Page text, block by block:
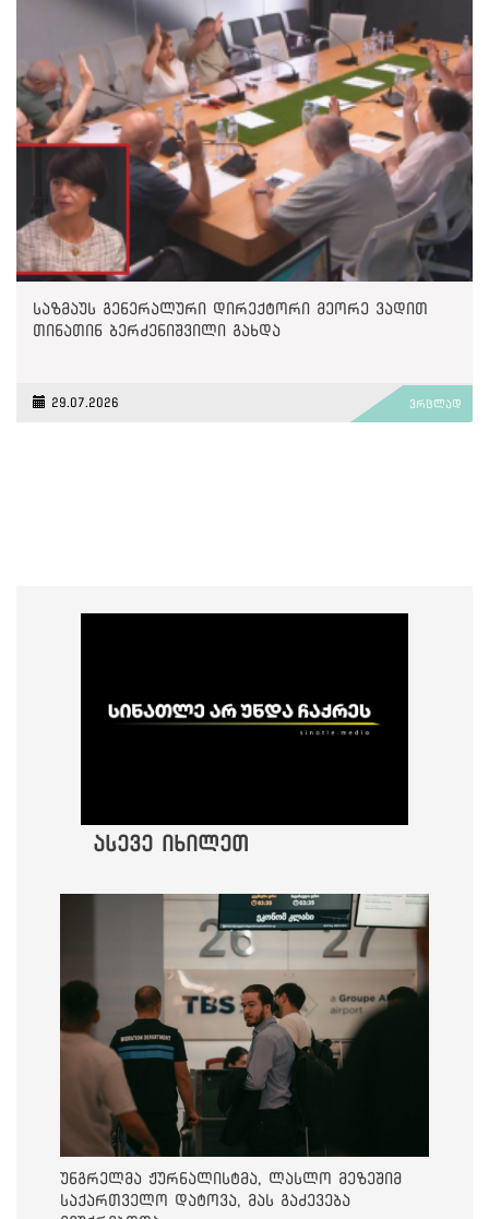
საზმაუს გენერალური დირექტორი მეორე ვადით
თინათინ ბერძენიშვილი გახდა
29.07.2026 ვრცლად
ასევე იხილეთ
უნგრელმა ჟურნალისტმა, ლასლო მეზეშიმ
საქართველო დატოვა, მას გაძევება